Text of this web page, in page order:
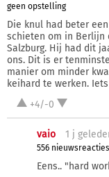
geen opstelling
Die knul had beter
schieten om in Berlijn
Salzburg. Hij had dit
ons. Dit is er
manier om minder
keihard te werken.
+4/-0
vaio 1 j
556 nieuwsreacties
Eens.. "hard